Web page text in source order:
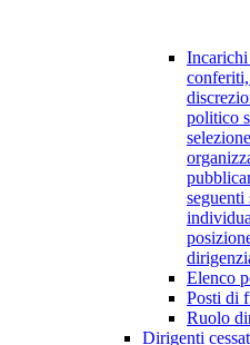
politico
Elenco
Posti di
Ruolo
Dirigenti